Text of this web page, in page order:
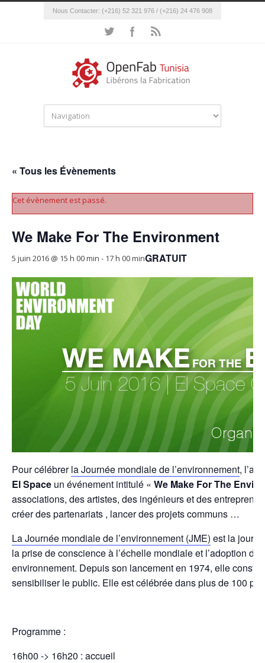
Nous Contacter: (+216) 52 321 976 / (+216) 24 476 908
« Tous les Évènements
Cet évènement est passé.
We Make For The Environment
5 juin 2016 @ 15 h 00 min - 17 h 00 minGRATUIT
Pour célébrerla Journée mondiale de l’environnement,
El Space un événement intitulé « We Make For The
associations, des artistes, des ingénieurs et des
créer des partenariats , lancer des projets communs …
La Journée mondiale de l’environnement (JME) est la
la prise de conscience à l’échelle mondiale et l’adoption
environnement. Depuis son lancement en 1974, elle
sensibiliser le public. Elle est célébrée dans plus de 100
Programme :
16h00 -> 16h20 : accueil